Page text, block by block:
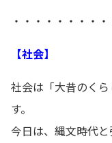
・・・・・・・・
【社会】
社会は「大昔のく
す。
今日は、縄文時代